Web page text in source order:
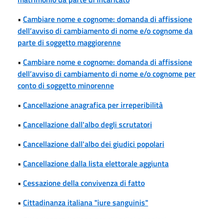
• Cambiare nome e cognome: domanda di affissione
dell’avviso di cambiamento di nome e/o cognome da
parte di soggetto maggiorenne
• Cambiare nome e cognome: domanda di affissione
dell’avviso di cambiamento di nome e/o cognome per
conto di soggetto minorenne
• Cancellazione anagrafica per irreperibilità
• Cancellazione dall'albo degli scrutatori
• Cancellazione dall'albo dei giudici popolari
• Cancellazione dalla lista elettorale aggiunta
• Cessazione della convivenza di fatto
• Cittadinanza italiana "iure sanguinis"